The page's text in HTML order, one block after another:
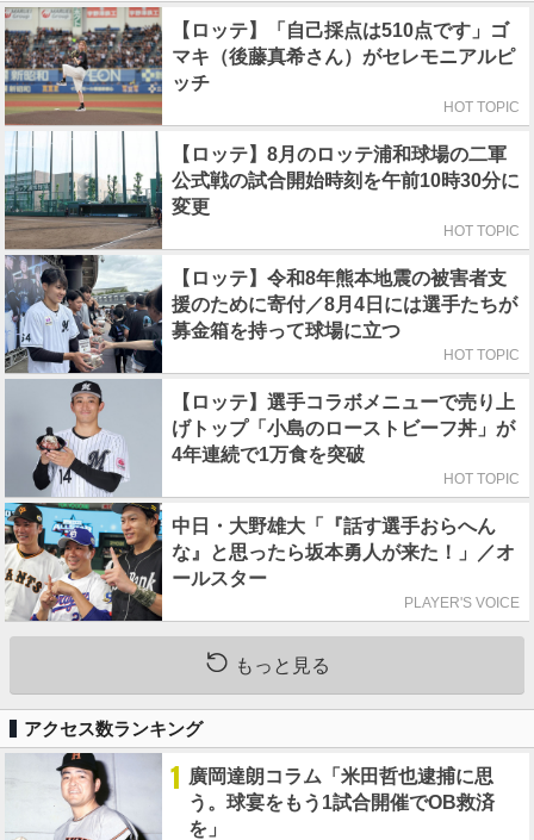
【ロッテ】「自己採点は510点です」ゴ
マキ（後藤真希さん）がセレモニアルピ
ッチ
HOT TOPIC
【ロッテ】8月のロッテ浦和球場の二軍
公式戦の試合開始時刻を午前10時30分に
変更
HOT TOPIC
【ロッテ】令和8年熊本地震の被害者支
援のために寄付／8月4日には選手たちが
募金箱を持って球場に立つ
HOT TOPIC
【ロッテ】選手コラボメニューで売り上
げトップ「小島のローストビーフ丼」が
4年連続で1万食を突破
HOT TOPIC
中日・大野雄大「『話す選手おらへん
な』と思ったら坂本勇人が来た！」／オ
ールスター
PLAYER'S VOICE
もっと見る
アクセス数ランキング
1 廣岡達朗コラム「米田哲也逮捕に思
う。球宴をもう1試合開催でOB救済
を」